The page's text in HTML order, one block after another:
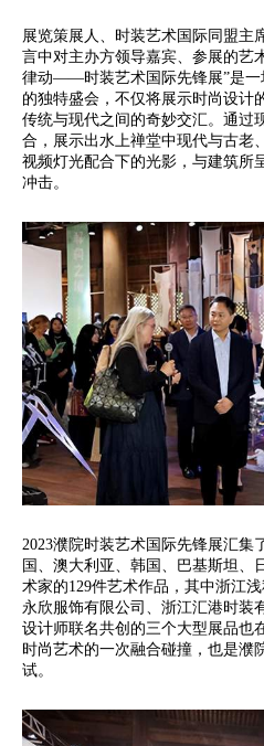
展览策展人、时装艺术国际同盟主
言中对主办方领导嘉宾、参展的艺
律动——时装艺术国际先锋展”是一
的独特盛会，不仅将展示时尚设计
传统与现代之间的奇妙交汇。通过
合，展示出水上禅堂中现代与古老
视频灯光配合下的光影，与建筑所
冲击。
2023濮院时装艺术国际先锋展汇集
国、澳大利亚、韩国、巴基斯坦、
术家的129件艺术作品，其中浙江
永欣服饰有限公司、浙江汇港时装
设计师联名共创的三个大型展品也
时尚艺术的一次融合碰撞，也是濮
试。